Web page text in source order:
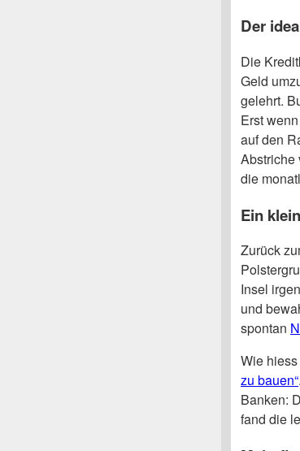
Der
Die
Geld
gelehrt.
Erst
auf den
Abstriche
die
Ein
Zurück
Insel
und
spontan
Wie
zu bauen“
Banken:
fand die